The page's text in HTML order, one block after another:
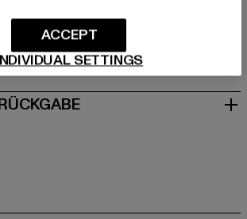
& PASSFORM
SETTINGS
ACCEPT